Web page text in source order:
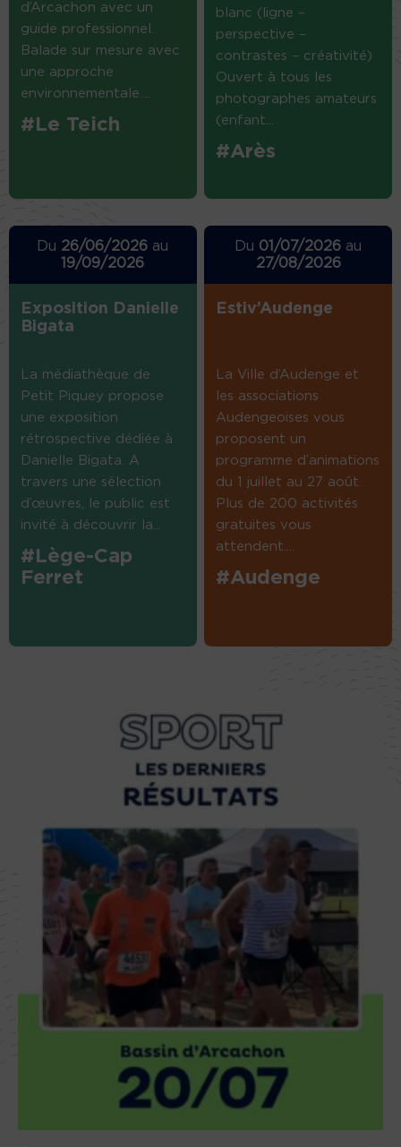
d’Arcachon avec un
guide professionnel.
Balade sur mesure avec
une approche
environnementale....
#Le Teich
blanc (ligne –
perspective –
contrastes – créativité)
Ouvert à tous les
photographes amateurs
(enfant...
#Arès
Du 26/06/2026 au
19/09/2026
Exposition Danielle
Bigata
La médiathèque de
Petit Piquey propose
une exposition
rétrospective dédiée à
Danielle Bigata. A
travers une sélection
d’œuvres, le public est
invité à découvrir la...
#Lège-Cap
Ferret
Du 01/07/2026 au
27/08/2026
Estiv’Audenge
La Ville d’Audenge et
les associations
Audengeoises vous
proposent un
programme d’animations
du 1 juillet au 27 août.
Plus de 200 activités
gratuites vous
attendent....
#Audenge